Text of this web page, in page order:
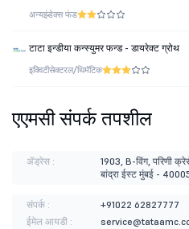
अन्यइंडेक्स फंड
टाटा इन्डीया कन्स्युमर फन्ड - डायरेक्ट ग्रोथ
इक्विटीसेक्टरल/थिमॅटिक
एएमसी संपर्क तपशील
ॲड्रेस :
1903, B-विंग, परिणी
बांद्रा ईस्ट मुंबई -
संपर्क :
+91022 62827777
ईमेल आयडी :